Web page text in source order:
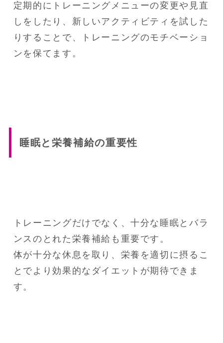
定期的にトレーニングメニューの変更や見直
しをしたり、新しいアクティビティを試した
りすることで、トレーニングのモチベーショ
ンを保てます。
睡眠と栄養補給の重要性
トレーニングだけでなく、十分な睡眠とバラ
ンスのとれた栄養補給も重要です。
体が十分な休息を取り、栄養を適切に摂るこ
とでより効果的なダイエットが期待できま
す。